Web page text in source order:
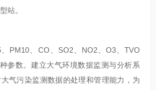
站。
PM10、CO、SO2、NO2、O3、TVO
参数。建立大气环境数据监测与分析系
气污染监测数据的处理和管理能力，为